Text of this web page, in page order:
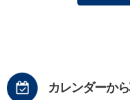
カレンダーか